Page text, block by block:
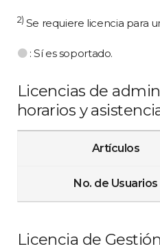
2) Se requiere licencia para
●: Sí es soportado.
Licencias de
horarios y
Artículos
No. de Usuarios
Licencia de